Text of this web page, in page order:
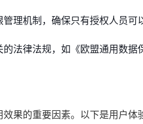
理机制，确保只有授权人员可
法律法规，如《欧盟通用数据
果的重要因素。以下是用户体